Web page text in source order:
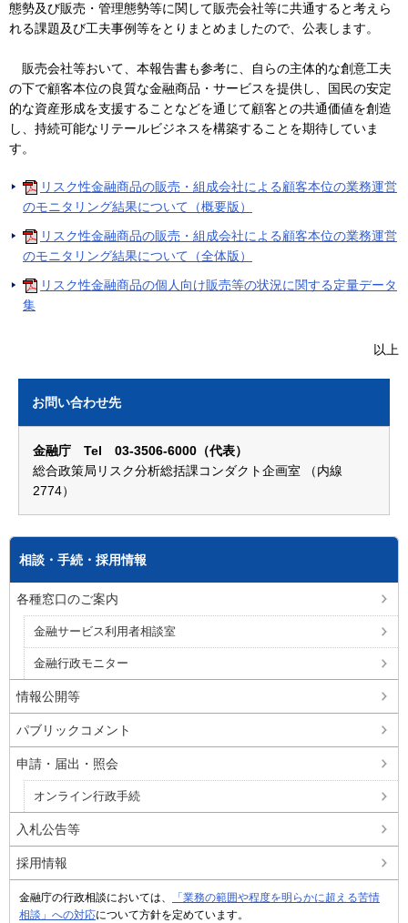
態勢及び販売・管理態勢等に関して販売会社等に共通すると考えら
れる課題及び工夫事例等をとりまとめましたので、公表します。
販売会社等おいて、本報告書も参考に、自らの主体的な創意工夫
の下で顧客本位の良質な金融商品・サービスを提供し、国民の安定
的な資産形成を支援することなどを通じて顧客との共通価値を創造
し、持続可能なリテールビジネスを構築することを期待していま
す。
リスク性金融商品の販売・組成会社による顧客本位の業務運営
のモニタリング結果について（概要版）
リスク性金融商品の販売・組成会社による顧客本位の業務運営
のモニタリング結果について（全体版）
リスク性金融商品の個人向け販売等の状況に関する定量データ
集
以上
お問い合わせ先
金融庁 Tel 03-3506-6000（代表）
総合政策局リスク分析総括課コンダクト企画室 （内線
2774）
相談・手続・採用情報
各種窓口のご案内
金融サービス利用者相談室
金融行政モニター
情報公開等
パブリックコメント
申請・届出・照会
オンライン行政手続
入札公告等
採用情報
金融庁の行政相談においては、
「業務の範囲や程度を明らかに超える苦情
相談」への対応について方針を定めています。